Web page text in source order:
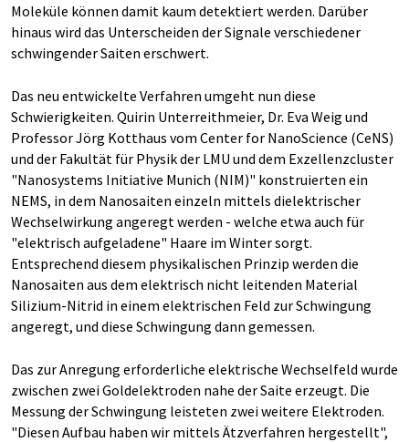
Moleküle können damit kaum detektiert werden. Darüber
hinaus wird das Unterscheiden der Signale verschiedener
schwingender Saiten erschwert.
Das neu entwickelte Verfahren umgeht nun diese
Schwierigkeiten. Quirin Unterreithmeier, Dr. Eva Weig und
Professor Jörg Kotthaus vom Center for NanoScience (CeNS)
und der Fakultät für Physik der LMU und dem Exzellenzcluster
"Nanosystems Initiative Munich (NIM)" konstruierten ein
NEMS, in dem Nanosaiten einzeln mittels dielektrischer
Wechselwirkung angeregt werden - welche etwa auch für
"elektrisch aufgeladene" Haare im Winter sorgt.
Entsprechend diesem physikalischen Prinzip werden die
Nanosaiten aus dem elektrisch nicht leitenden Material
Silizium-Nitrid in einem elektrischen Feld zur Schwingung
angeregt, und diese Schwingung dann gemessen.
Das zur Anregung erforderliche elektrische Wechselfeld wurde
zwischen zwei Goldelektroden nahe der Saite erzeugt. Die
Messung der Schwingung leisteten zwei weitere Elektroden.
"Diesen Aufbau haben wir mittels Ätzverfahren hergestellt",